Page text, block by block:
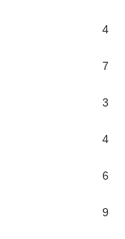
4
7
3
4
6
9